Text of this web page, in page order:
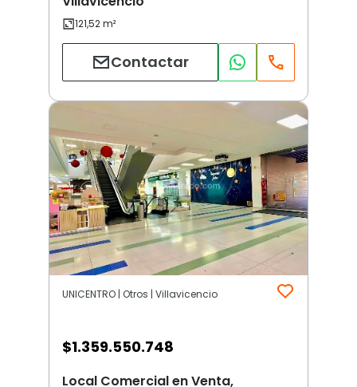
Contactar
UNICENTRO | Otros | Villavicencio
$1.359.550.748
Local Comercial en Venta,